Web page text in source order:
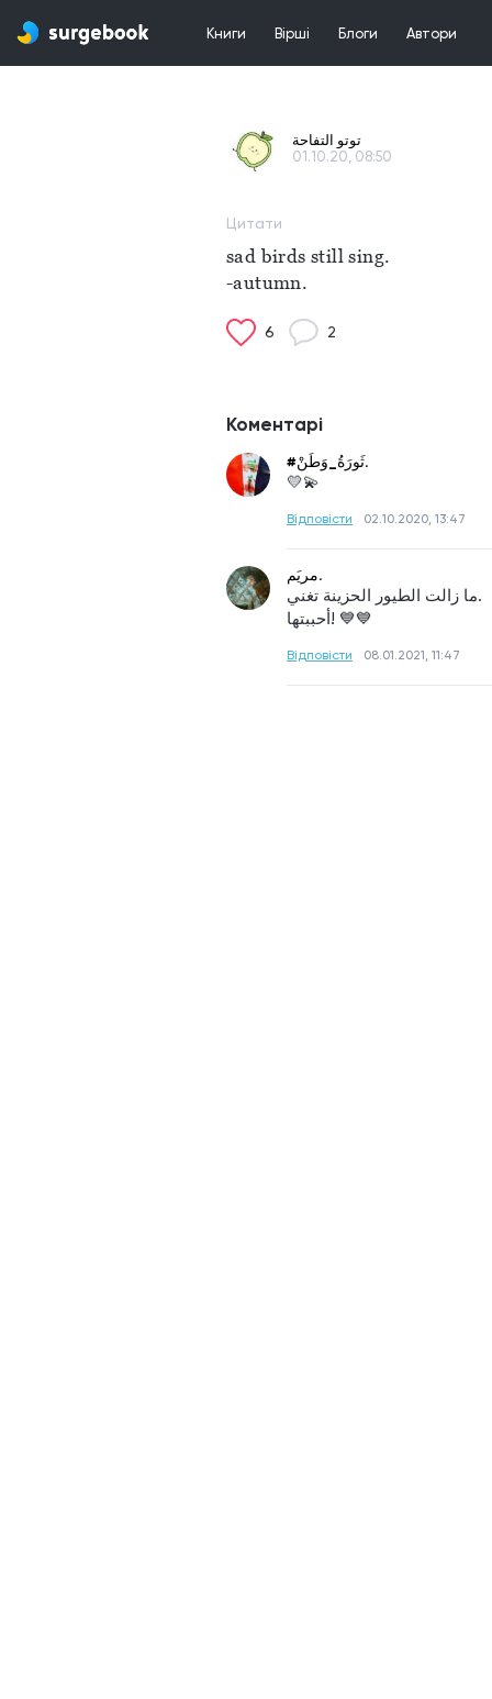
Книги Вірші Блоги Автори
توتو التفاحة
01.10.20, 08:50
Цитати
sad birds still sing.
-autumn.
6 2
Коментарі
#ثَورَةُ_وَطَنْ.
💛💫
Відповісти 02.10.2020, 13:47
مريَم.
ما زالت الطيور الحزينة تغني.
أحببتها! 💙💙
Відповісти 08.01.2021, 11:47